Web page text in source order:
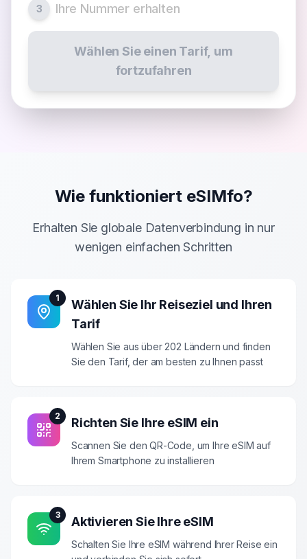
3 Ihre Nummer erhalten
Wählen Sie einen Tarif, um
fortzufahren
Wie funktioniert eSIMfo?
Erhalten Sie globale Datenverbindung in nur
wenigen einfachen Schritten
1
Wählen Sie Ihr Reiseziel und Ihren
Tarif
Wählen Sie aus über 202 Ländern und finden
Sie den Tarif, der am besten zu Ihnen passt
2 Richten Sie Ihre eSIM ein
Scannen Sie den QR-Code, um Ihre eSIM auf
Ihrem Smartphone zu installieren
3 Aktivieren Sie Ihre eSIM
Schalten Sie Ihre eSIM während Ihrer Reise ein